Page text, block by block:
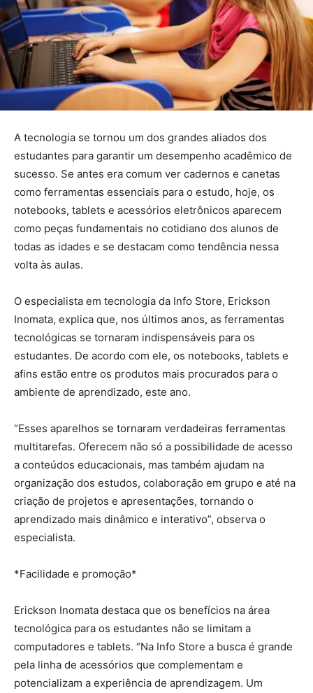
A tecnologia se tornou um dos grandes aliados dos
estudantes para garantir um desempenho acadêmico de
sucesso. Se antes era comum ver cadernos e canetas
como ferramentas essenciais para o estudo, hoje, os
notebooks, tablets e acessórios eletrônicos aparecem
como peças fundamentais no cotidiano dos alunos de
todas as idades e se destacam como tendência nessa
volta às aulas.
O especialista em tecnologia da Info Store, Erickson
Inomata, explica que, nos últimos anos, as ferramentas
tecnológicas se tornaram indispensáveis para os
estudantes. De acordo com ele, os notebooks, tablets e
afins estão entre os produtos mais procurados para o
ambiente de aprendizado, este ano.
“Esses aparelhos se tornaram verdadeiras ferramentas
multitarefas. Oferecem não só a possibilidade de acesso
a conteúdos educacionais, mas também ajudam na
organização dos estudos, colaboração em grupo e até na
criação de projetos e apresentações, tornando o
aprendizado mais dinâmico e interativo”, observa o
especialista.
*Facilidade e promoção*
Erickson Inomata destaca que os benefícios na área
tecnológica para os estudantes não se limitam a
computadores e tablets. “Na Info Store a busca é grande
pela linha de acessórios que complementam e
potencializam a experiência de aprendizagem. Um